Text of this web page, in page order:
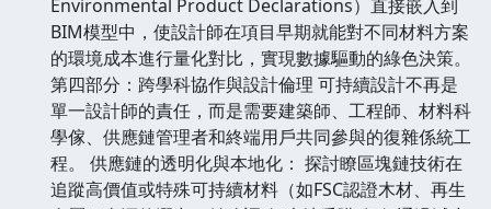
Environmental Product Declarations）直接嵌入到
BIM模型中，使設計師在項目早期就能對不同材料方案
的環境成本進行量化對比，實現數據驅動的綠色決策。
第四部分：跨學科協作與設計倫理 可持續設計不再是
單一設計師的責任，而是需要建築師、工程師、材料科
學傢、供應鏈管理者和終端用戶共同參與的復雜係統工
程。 供應鏈的透明化與本地化： 探討瞭區塊鏈技術在
追蹤高價值或特殊可持續材料（如FSC認證木材、再生